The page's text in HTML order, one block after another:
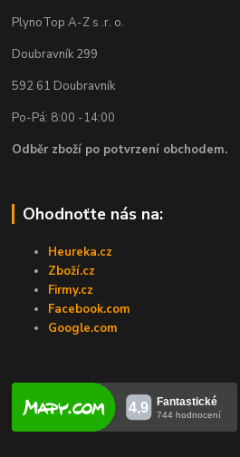
PlynoTop A-Z s .r. o.
Doubravník 299
592 61 Doubravník
Po-Pá: 8:00 -14:00
Odběr zboží po potvrzení obchodem.
Ohodnoťte nás na:
Heureka.cz
Zboží.cz
Firmy.cz
Facebook.com
Google.com